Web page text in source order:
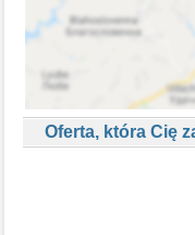
Oferta, która Cię